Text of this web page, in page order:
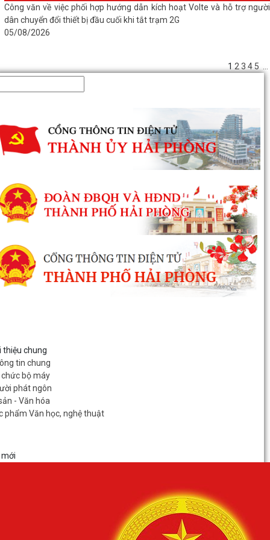
Công văn về việc phối hợp hướng dẫn kích hoạt Volte và hỗ trợ người
dân chuyển đổi thiết bị đầu cuối khi tắt trạm 2G
05/08/2026
1 23 45
thiệu chung
tin chung
bộ máy
phát ngôn
- Văn hóa
phẩm Văn học, nghệ thuật